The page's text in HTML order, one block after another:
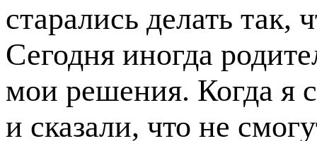
старались делать так,
Сегодня иногда
мои решения. Когда я
и сказали, что не